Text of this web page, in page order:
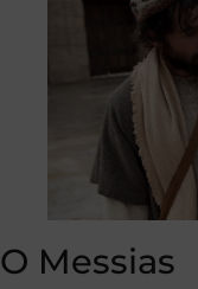
O Messias